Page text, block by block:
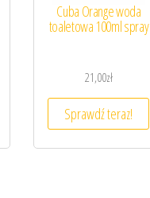
Cuba Orange woda
toaletowa 100ml spray
21,00zł
Sprawdź teraz!